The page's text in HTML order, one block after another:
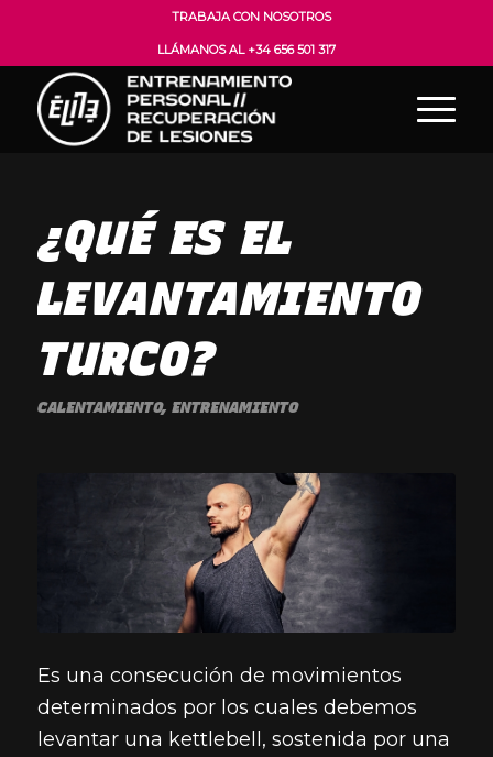
TRABAJA CON NOSOTROS
LLÁMANOS AL +34 656 501 317
¿QUÉ ES EL
LEVANTAMIENTO
TURCO?
CALENTAMIENTO, ENTRENAMIENTO
Es una consecución de movimientos
determinados por los cuales debemos
levantar una kettlebell, sostenida por una